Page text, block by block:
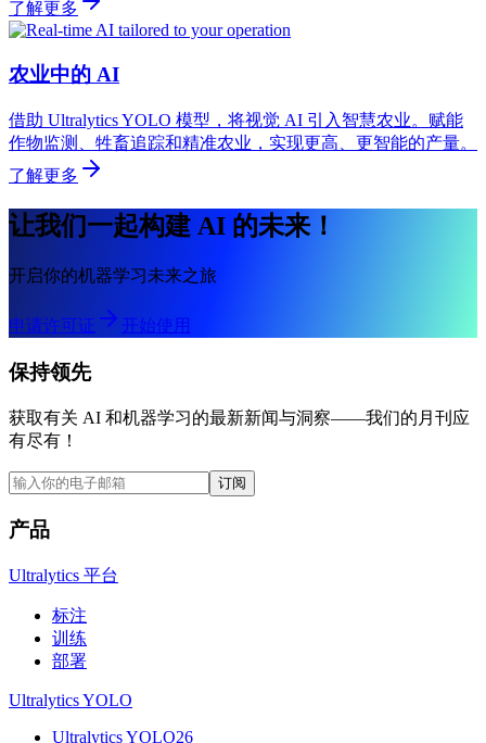
了解更多
农业中的 AI
借助 Ultralytics YOLO 模型，将视觉 AI 引入智慧农业。赋能
作物监测、牲畜追踪和精准农业，实现更高、更智能的产量。
了解更多
让我们一起构建 AI 的未来！
开启你的机器学习未来之旅
申请许可证 开始使用
保持领先
获取有关 AI 和机器学习的最新新闻与洞察——我们的月刊应
有尽有！
订阅
产品
Ultralytics 平台
标注
训练
部署
Ultralytics YOLO
Ultralytics YOLO26